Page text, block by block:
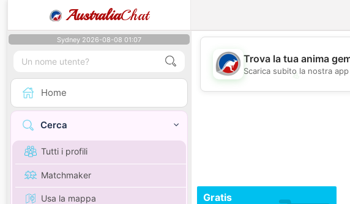
AustraliaChat
Sydney 2026-08-08 01:07
Home
Cerca
Tutti i profili
Matchmaker
Usa la mappa
💖
Trova la tua anima
Scarica subito la nostra
Gratis